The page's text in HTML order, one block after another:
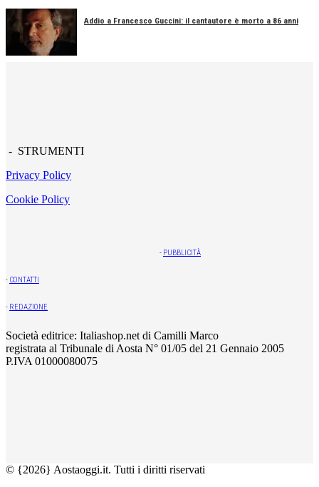
Addio a Francesco Guccini: il cantautore è morto a 86 anni
- STRUMENTI
Privacy Policy
Cookie Policy
- PUBBLICITÀ
- CONTATTI
- REDAZIONE
Società editrice: Italiashop.net di Camilli Marco
registrata al Tribunale di Aosta N° 01/05 del 21 Gennaio 2005
P.IVA 01000080075
© {2026} Aostaoggi.it. Tutti i diritti riservati